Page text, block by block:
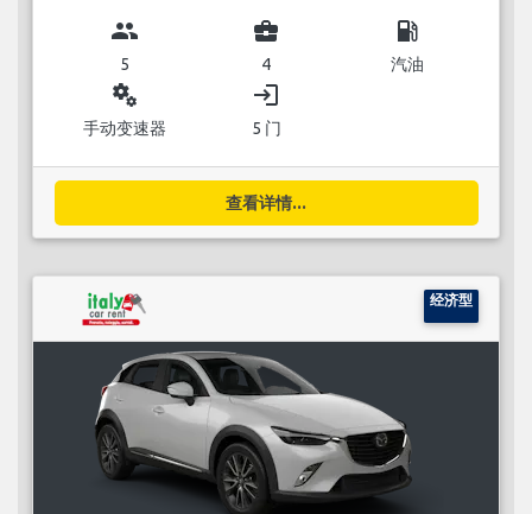
group
5
business_center
4
local_gas_station
汽油
miscellaneous_services
手动变速器
login
5 门
查看详情...
经济型